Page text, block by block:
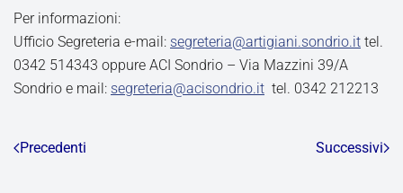
Per informazioni:
Ufficio Segreteria e-mail: segreteria@artigiani.sondrio.it tel.
0342 514343 oppure ACI Sondrio – Via Mazzini 39/A
Sondrio e mail: segreteria@acisondrio.it tel. 0342 212213
Precedenti Successivi